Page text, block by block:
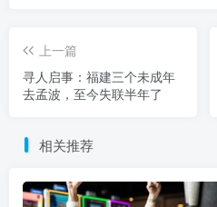
上一篇
寻人启事：福建三个未成年
去孟波，至今失联半年了
相关推荐